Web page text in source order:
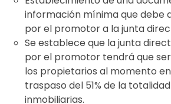
información mínima que debe
por el promotor a la junta
Se establece que la junta
por el promotor tendrá que
los propietarios al momento
traspaso del 51% de la
inmobiliarias.